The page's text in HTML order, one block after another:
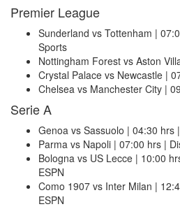
Premier League
Sunderland vs Tottenham |
Sports
Nottingham Forest vs Aston
Crystal Palace vs Newcastle |
Chelsea vs Manchester City |
Serie A
Genoa vs Sassuolo | 04:30 hrs
Parma vs Napoli | 07:00 hrs |
Bologna vs US Lecce | 10:00
ESPN
Como 1907 vs Inter Milan |
ESPN